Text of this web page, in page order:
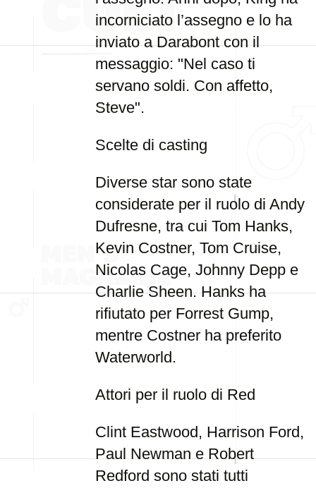
incorniciato l’assegno e lo ha
inviato a Darabont con il
messaggio: "Nel caso ti
servano soldi. Con affetto,
Steve".
Scelte di casting
Diverse star sono state
considerate per il ruolo di Andy
Dufresne, tra cui Tom Hanks,
Kevin Costner, Tom Cruise,
Nicolas Cage, Johnny Depp e
Charlie Sheen. Hanks ha
rifiutato per Forrest Gump,
mentre Costner ha preferito
Waterworld.
Attori per il ruolo di Red
Clint Eastwood, Harrison Ford,
Paul Newman e Robert
Redford sono stati tutti